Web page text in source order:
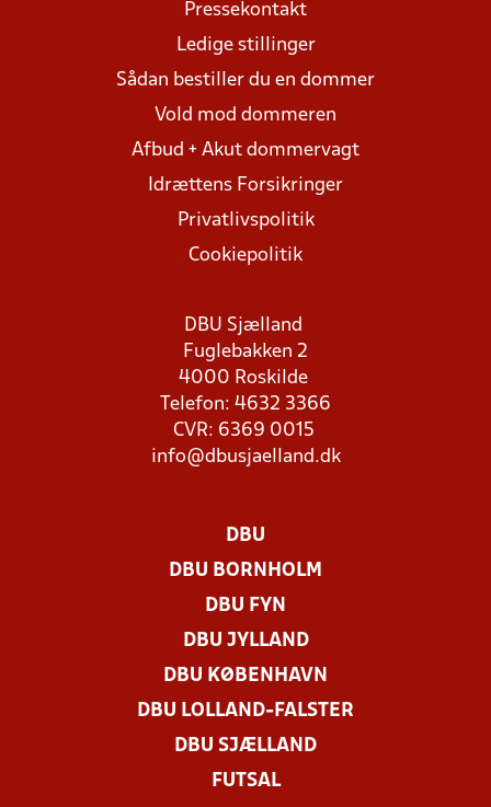
Pressekontakt
Ledige stillinger
Sådan bestiller du en dommer
Vold mod dommeren
Afbud + Akut dommervagt
Idrættens Forsikringer
Privatlivspolitik
Cookiepolitik
DBU Sjælland
Fuglebakken 2
4000 Roskilde
Telefon: 4632 3366
CVR: 6369 0015
info@dbusjaelland.dk
DBU
DBU BORNHOLM
DBU FYN
DBU JYLLAND
DBU KØBENHAVN
DBU LOLLAND-FALSTER
DBU SJÆLLAND
FUTSAL